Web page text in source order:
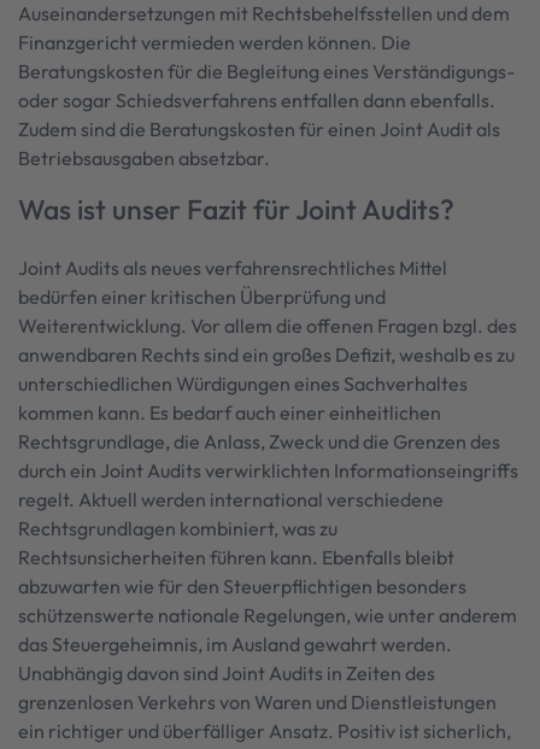
Auseinandersetzungen mit Rechtsbehelfsstellen und dem
Finanzgericht vermieden werden können. Die
Beratungskosten für die Begleitung eines Verständigungs-
oder sogar Schiedsverfahrens entfallen dann ebenfalls.
Zudem sind die Beratungskosten für einen Joint Audit als
Betriebsausgaben absetzbar.
Was ist unser Fazit für Joint Audits?
Joint Audits als neues verfahrensrechtliches Mittel
bedürfen einer kritischen Überprüfung und
Weiterentwicklung. Vor allem die offenen Fragen bzgl. des
anwendbaren Rechts sind ein großes Defizit, weshalb es zu
unterschiedlichen Würdigungen eines Sachverhaltes
kommen kann. Es bedarf auch einer einheitlichen
Rechtsgrundlage, die Anlass, Zweck und die Grenzen des
durch ein Joint Audits verwirklichten Informationseingriffs
regelt. Aktuell werden international verschiedene
Rechtsgrundlagen kombiniert, was zu
Rechtsunsicherheiten führen kann. Ebenfalls bleibt
abzuwarten wie für den Steuerpflichtigen besonders
schützenswerte nationale Regelungen, wie unter anderem
das Steuergeheimnis, im Ausland gewahrt werden.
Unabhängig davon sind Joint Audits in Zeiten des
grenzenlosen Verkehrs von Waren und Dienstleistungen
ein richtiger und überfälliger Ansatz. Positiv ist sicherlich,